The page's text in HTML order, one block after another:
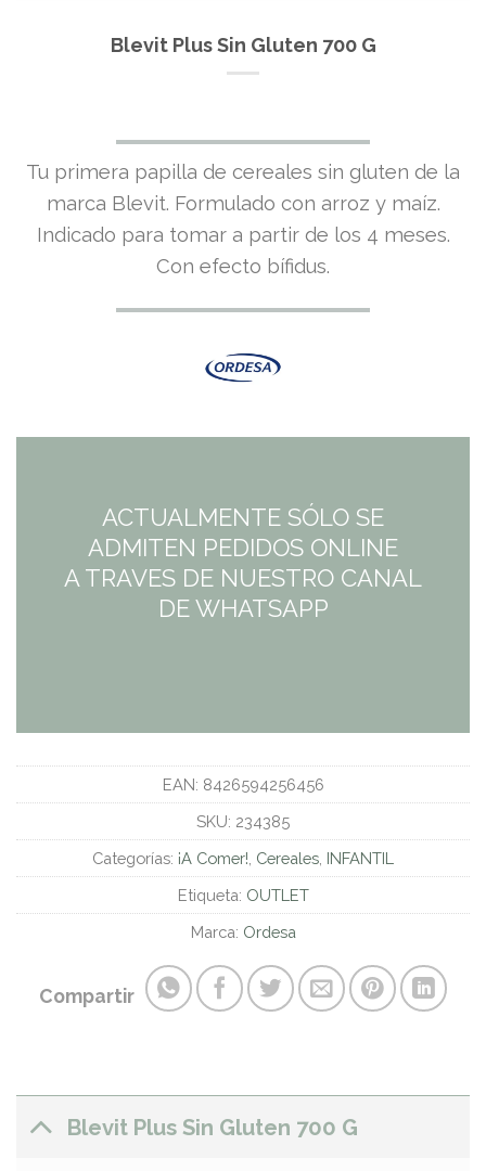
Blevit Plus Sin Gluten 700 G
Tu primera papilla de cereales sin gluten de la
marca Blevit. Formulado con arroz y maíz.
Indicado para tomar a partir de los 4 meses.
Con efecto bífidus.
ACTUALMENTE SÓLO SE
ADMITEN PEDIDOS ONLINE
A TRAVES DE NUESTRO CANAL
DE WHATSAPP
EAN: 8426594256456
SKU: 234385
Categorías: ¡A Comer! Cereales INFANTIL
Etiqueta: OUTLET
Marca: Ordesa
Compartir
Blevit Plus Sin Gluten 700 G